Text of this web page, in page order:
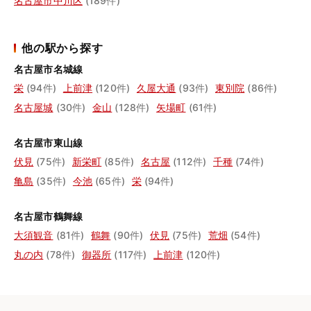
他の駅から探す
名古屋市名城線
栄 (94件) 上前津 (120件) 久屋大通 (93件) 東別院 (86件)
名古屋城 (30件) 金山 (128件) 矢場町 (61件)
名古屋市東山線
伏見 (75件) 新栄町 (85件) 名古屋 (112件) 千種 (74件)
亀島 (35件) 今池 (65件) 栄 (94件)
名古屋市鶴舞線
大須観音 (81件) 鶴舞 (90件) 伏見 (75件) 荒畑 (54件)
丸の内 (78件) 御器所 (117件) 上前津 (120件)